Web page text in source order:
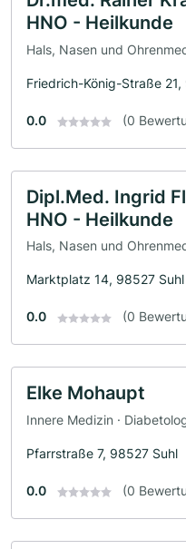
HNO - Heilkunde
Hals, Nasen und
Friedrich-König-Straße
0.0 (0
Dipl.Med. Ingrid
HNO - Heilkunde
Hals, Nasen und
Marktplatz 14, 98527 Suhl
0.0 (0
Elke Mohaupt
Innere Medizin ·
Pfarrstraße 7, 98527 Suhl
0.0 (0